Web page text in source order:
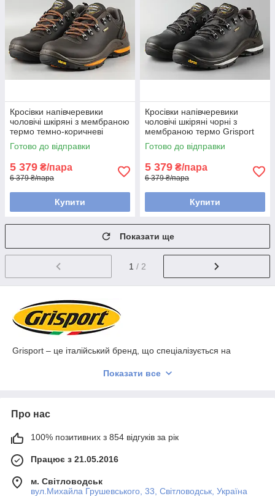
Кросівки напівчеревики
чоловічі шкіряні з мембраною
термо темно-коричневі
Grisport 13507D26tn Розміри
40 41 43 45
Готово до відправки
5 379 ₴/пара
6 379 ₴/пара
Купити
Кросівки напівчеревики
чоловічі шкіряні чорні з
мембраною термо Grisport
13507D24tn Гриспорт
Розміри 42 43 45
Готово до відправки
5 379 ₴/пара
6 379 ₴/пара
Купити
Показати ще
1 / 2
Grisport – це італійський бренд, що спеціалізується на
туризму та повсякденного використання. Заснований у 1977
забезпечує максимальний комфорт і довговічність.
Інноваційні розробки, такі як система підтримки
гомілковостопного суглоба та амортизація Vibram, роблять
продукцію Grisport ідеальним вибором для любителів
активного способу життя.
Показати все
Про нас
100% позитивних з 854 відгуків за рік
Працює з 21.05.2016
м. Світловодськ
вул.Михайла Грушевського, 33, Світловодськ, Україна